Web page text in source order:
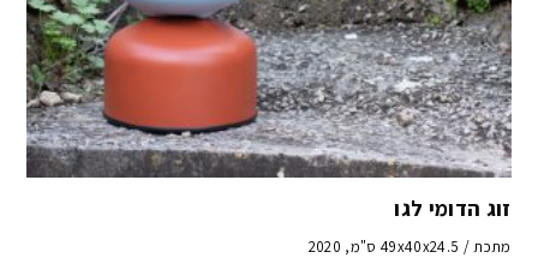
זוג הדומי לגו
מתכת / 49x40x24.5 ס"מ, 2020